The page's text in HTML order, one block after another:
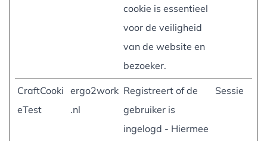
cookie is essentieel
voor de veiligheid
van de website en
bezoeker.
CraftCooki
eTest
ergo2work
.nl
Registreert of de
gebruiker is
ingelogd - Hiermee
Sessie